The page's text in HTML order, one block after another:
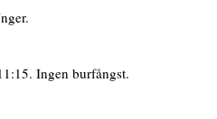
Ingen burfångst.